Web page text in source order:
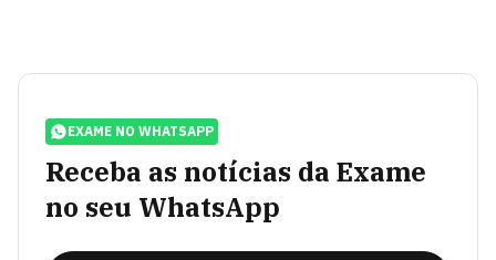
EXAME NO WHATSAPP
Receba as notícias da Exame
no seu WhatsApp